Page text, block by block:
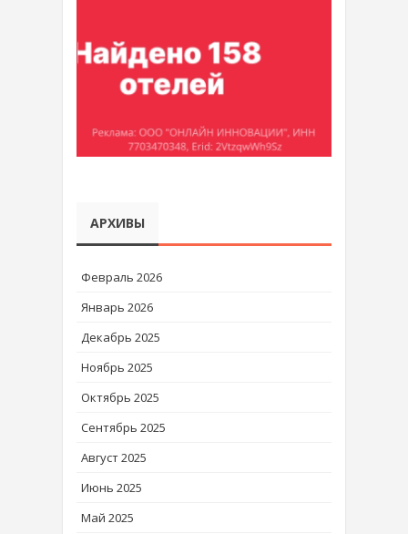
АРХИВЫ
Февраль 2026
Январь 2026
Декабрь 2025
Ноябрь 2025
Октябрь 2025
Сентябрь 2025
Август 2025
Июнь 2025
Май 2025